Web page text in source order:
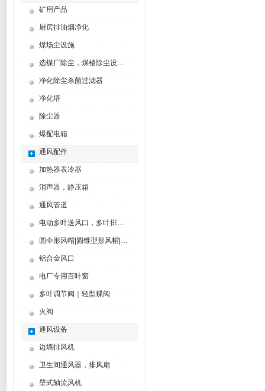
矿用产品
厨房排油烟净化
煤场尘设施
选煤厂除尘，煤楼除尘设计制造方案
净化除尘杀菌过滤器
净化塔
除尘器
爆配电箱
通风配件
加热器表冷器
消声器，静压箱
通风管道
电动多叶送风口，多叶排烟口
圆伞形风帽|圆锥型形风帽|筒形风帽
铝合金风口
电厂专用百叶窗
多叶调节阀｜轻型蝶阀
火阀
通风设备
边墙排风机
卫生间通风器，排风扇
壁式轴流风机